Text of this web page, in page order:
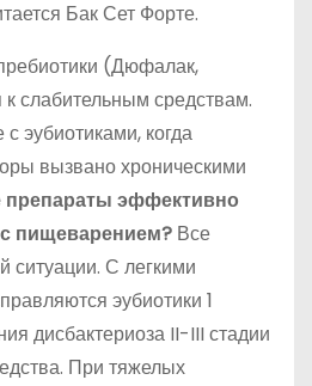
Бак Сет Форте.
(Дюфалак,
слабительным средствам.
эубиотиками, когда
вызвано хроническими
препараты эффективно
пищеварением? Все
ситуации. С легкими
эубиотики 1
дисбактериоза II-III стадии
При тяжелых